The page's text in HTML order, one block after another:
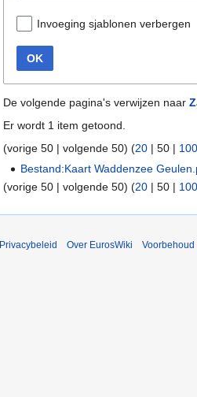
Invoeging sjablonen verbergen
OK
De volgende pagina's verwijzen naar
Er wordt 1 item getoond.
(vorige 50 | volgende 50) (20 | 50 | 100
Bestand:Kaart Waddenzee
(vorige 50 | volgende 50) (20 | 50 | 100
Privacybeleid Over EurosWiki Voorbehoud